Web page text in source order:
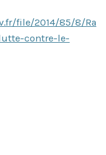
file/2014/85/8/Ra
contre-le-